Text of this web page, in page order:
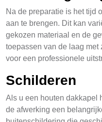
Na de preparatie is het tijd
aan te brengen. Dit kan
gekozen materiaal en de
toepassen van de laag
voor een professionele
Schilderen
Als u een houten dakkapel
de afwerking een